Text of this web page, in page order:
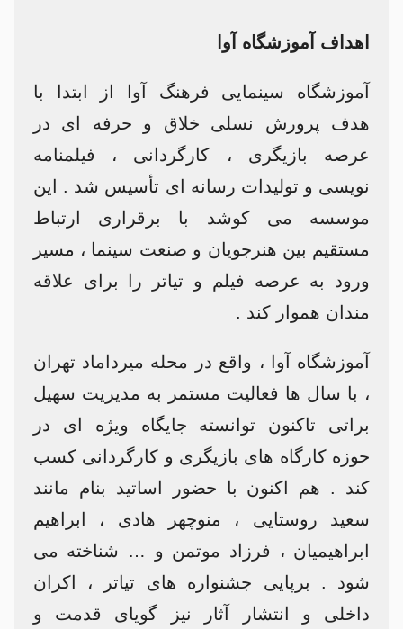
اهداف آموزشگاه آوا
آموزشگاه سینمایی فرهنگ آوا از ابتدا با
هدف پرورش نسلی خلاق و حرفه ای در
عرصه بازیگری ، کارگردانی ، فیلمنامه
نویسی و تولیدات رسانه ای تأسیس شد . این
موسسه می کوشد با برقراری ارتباط
مستقیم بین هنرجویان و صنعت سینما ، مسیر
ورود به عرصه فیلم و تیاتر را برای علاقه
مندان هموار کند .
آموزشگاه آوا ، واقع در محله میرداماد تهران
، با سال ها فعالیت مستمر به مدیریت سهیل
براتی تاکنون توانسته جایگاه ویژه ای در
حوزه کارگاه های بازیگری و کارگردانی کسب
کند . هم اکنون با حضور اساتید بنام مانند
سعید روستایی ، منوچهر هادی ، ابراهیم
ابراهیمیان ، فرزاد موتمن و … شناخته می
شود . برپایی جشنواره های تیاتر ، اکران
داخلی و انتشار آثار نیز گویای قدمت و